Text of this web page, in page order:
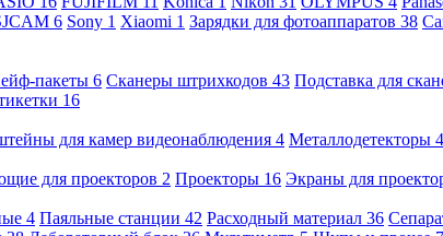
6 Sony 1 Xiaomi 1 Зарядки для фотоаппаратов 38
пакеты 6 Сканеры штрихкодов 43 Подставка для
16
для камер видеонаблюдения 4 Металлодетекторы 4
для проекторов 2 Проекторы 16 Экраны для
4 Паяльные станции 42 Расходный материал 36